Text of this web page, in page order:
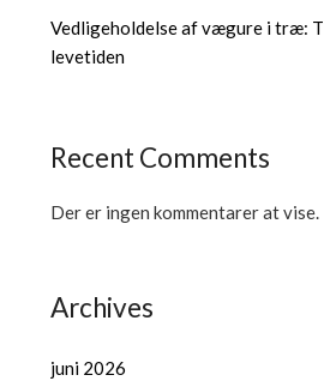
Vedligeholdelse af vægure i træ:
levetiden
Recent Comments
Der er ingen kommentarer at vise.
Archives
juni 2026